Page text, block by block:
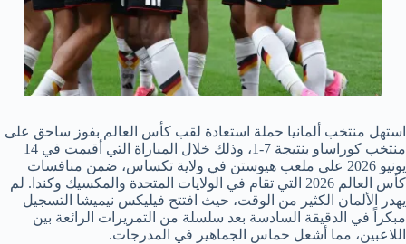
استهل منتخب ألمانيا حملة استعادة لقب كأس العالم بفوز ساحق على
منتخب كوراساو بنتيجة 7-1، وذلك خلال المباراة التي أقيمت في 14
يونيو 2026 على ملعب هيوستن في ولاية تكساس، ضمن منافسات
كأس العالم 2026 التي تقام في الولايات المتحدة والمكسيك وكندا. لم
يهدر الألمان الكثير من الوقت، حيث افتتح فيليكس نيميشا التسجيل
مبكراً في الدقيقة السادسة بعد سلسلة من التمريرات الرائعة بين
اللاعبين، مما أشعل حماس الجماهير في المدرجات.